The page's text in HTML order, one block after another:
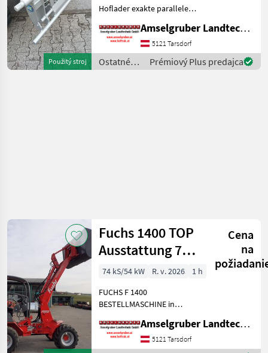
Použitý stroj
Hoflader exakte parallele
dies realisiert ein
gewaltfreies kuppeln der
Kupplungen dadurch
entstehen auch keine Bes
Amselgruber Landtechnik GmbH
5121 Tarsdorf
Ostatné
poľnohospodárske
Prémiový Plus predajca
Fuchs 1400 TOP
Ausstattung 75
PS Profi
Cena
na
74 kS/54 kW R. v. 2026
1 h
FUCHS F 1400
BESTELLMASCHINE in
-75 PS 4 Zylinder
Baumaschinenmotor -
Amselgruber Landtechnik GmbH
5121 Tarsdorf